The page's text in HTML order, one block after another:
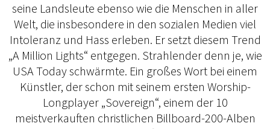
seine Landsleute ebenso wie die Menschen in aller
Welt, die insbesondere in den sozialen Medien viel
Intoleranz und Hass erleben. Er setzt diesem Trend
„A Million Lights“ entgegen. Strahlender denn je, wie
USA Today schwärmte. Ein großes Wort bei einem
Künstler, der schon mit seinem ersten Worship-
Longplayer „Sovereign“, einem der 10
meistverkauften christlichen Billboard-200-Alben